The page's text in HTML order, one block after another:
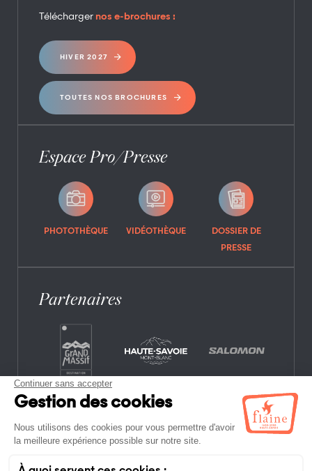
Télécharger nos e-brochures :
HIVER 2027
TOUTES NOS BROCHURES
Espace Pro/Presse
PHOTOTHÈQUE VIDÉOTHÈQUE
DOSSIER DE
PRESSE
Partenaires
CONTACT FOIRE AUX QUESTIONS